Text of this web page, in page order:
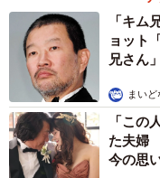
「キム
ョット
兄さん」
まい
「この
た夫婦
今の思